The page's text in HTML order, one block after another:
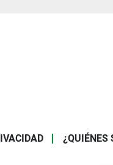
¿QUIÉNES